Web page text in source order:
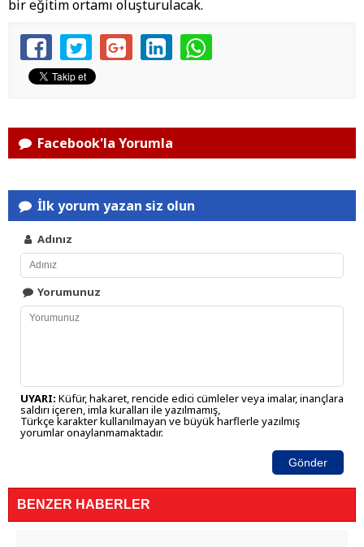
bir eğitim ortamı oluşturulacak.
Facebook'la Yorumla
İlk yorum yazan siz olun
Adınız
Yorumunuz
UYARI: Küfür, hakaret, rencide edici cümleler veya imalar, inançlara
saldırı içeren, imla kuralları ile yazılmamış,
Türkçe karakter kullanılmayan ve büyük harflerle yazılmış
yorumlar onaylanmamaktadır.
Gönder
BENZER HABERLER